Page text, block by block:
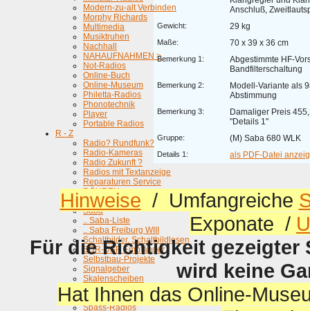
Modern-zu-alt Verbinden
Morphy Richards
Multimedia
Musiktruhen
Nachhall
NAHAUFNAHMEN >
Not-Radios
Online-Buch
Online-Museum
Philetta-Radios
Phonotechnik
Player
Portable Radios
R - Z
Radio? Rundfunk?
Radio-Kameras
Radio Zukunft ?
Radios mit Textanzeige
Reparaturen Service
RÖHREN >
Röhrenprüfgeräte
Saba
.. Saba-Liste
.. Saba Freiburg WIII
Schaltbilder, Schaltbildlesen
SDR-DSP Empfänger
Selbstbau-Projekte
Signalgeber
Skalenscheiben
Skalenseil Seilantriebe
Schnurlos ...
Spass-Radios
Anschluß,
Gewicht: 29 kg
Maße: 70 x 39 x 36 cm
Bemerkung 1:
Abgestimmte HF-
Bandfilterschaltung
Bemerkung 2:
Modell-Variante als
Abstimmung
Bemerkung 3:
Damaliger Preis
"Details 1"
Gruppe: (M) Saba 680 WLK
Details 1: als PDF-Datei
Hinweise / Umfangreiche
Exponate /
Für die Richtigkeit
wird keine
Hat Ihnen das Online-